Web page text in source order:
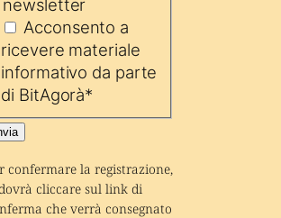
newsletter
Acconsento a
ricevere materiale
informativo da parte
di BitAgorà*
confermare la registrazione,
cliccare sul link di
che verrà consegnato